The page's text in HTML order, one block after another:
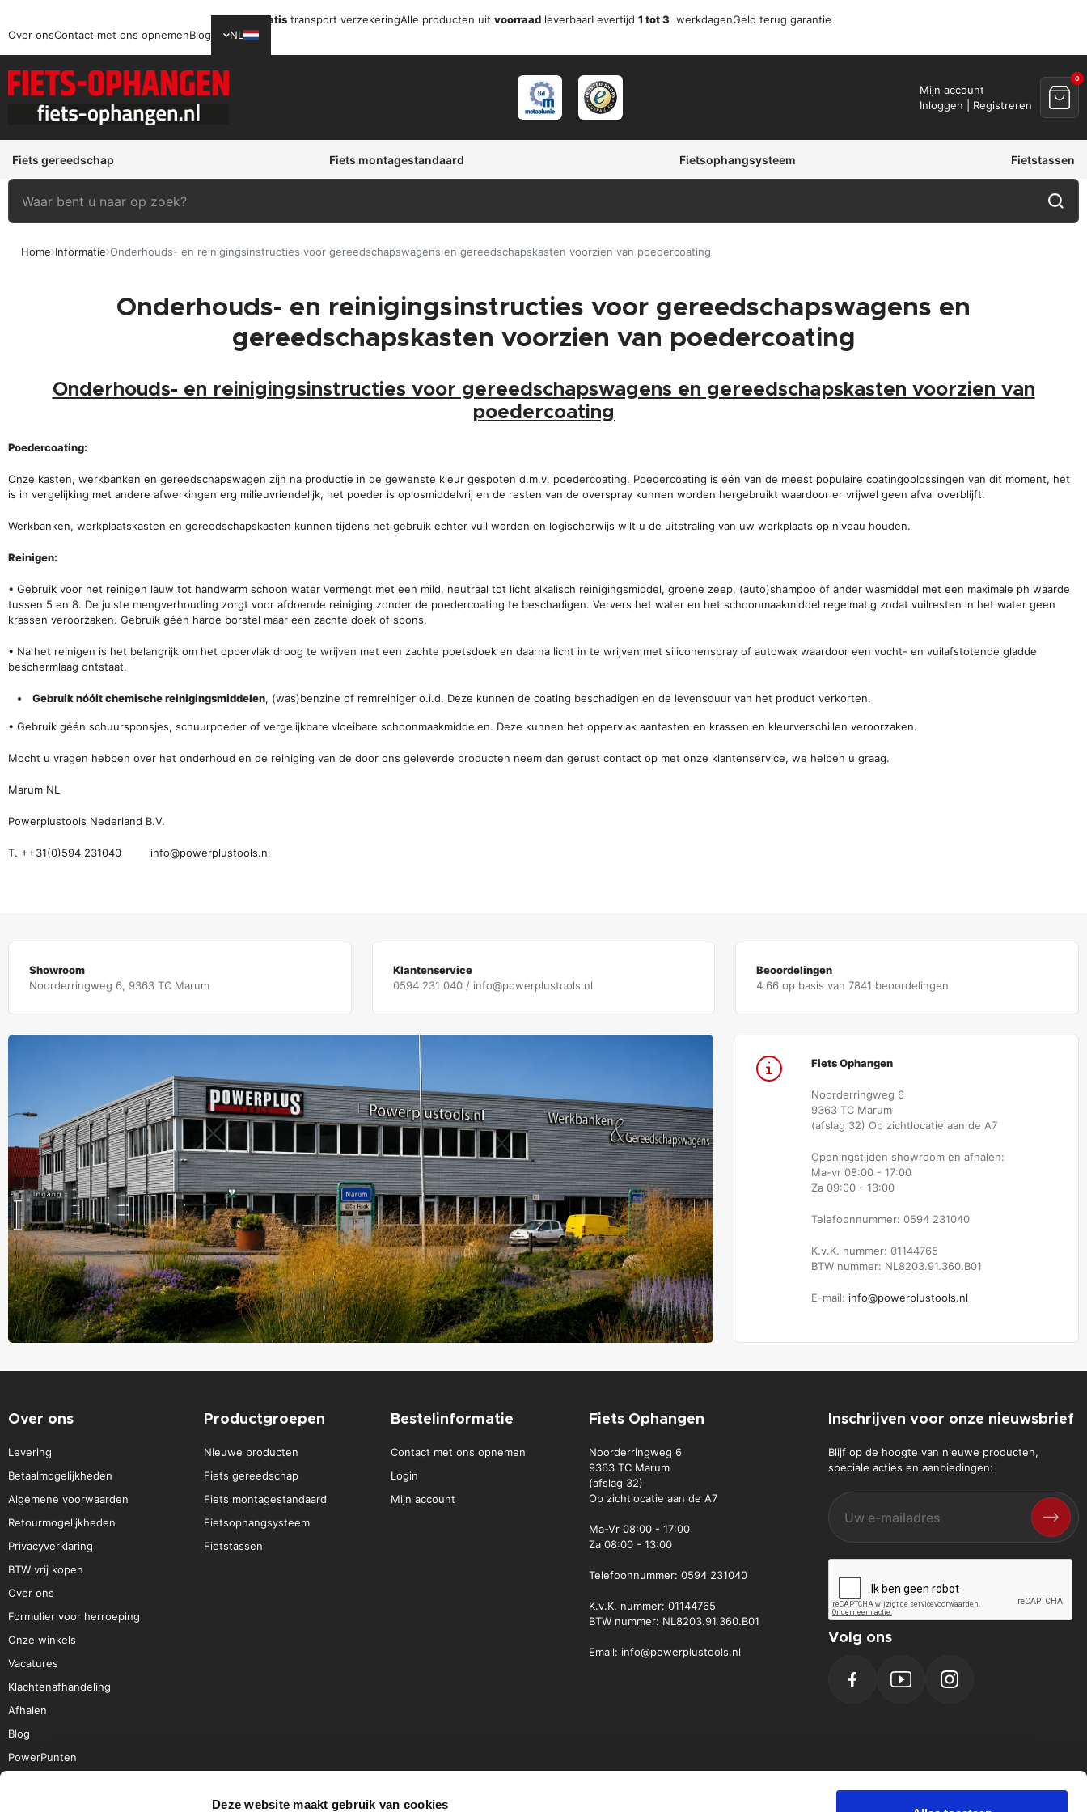
Deze website maakt gebruik van cookies
Gratis transport verzekeringAlle producten uit voorraad leverbaarLevertijd 1 tot 3 werkdagenGeld terug garantie
Over onsContact met ons opnemenBlog NL
Mijn account
Inloggen | Registreren
0
Fiets gereedschap Fiets montagestandaard Fietsophangsysteem Fietstassen
Home Informatie Onderhouds- en reinigingsinstructies voor gereedschapswagens en gereedschapskasten voorzien van poedercoating
Onderhouds- en reinigingsinstructies voor gereedschapswagens en
gereedschapskasten voorzien van poedercoating
Onderhouds- en reinigingsinstructies voor gereedschapswagens en gereedschapskasten voorzien van
poedercoating
Poedercoating:
Onze kasten, werkbanken en gereedschapswagen zijn na productie in de gewenste kleur gespoten d.m.v. poedercoating. Poedercoating is één van de meest populaire coatingoplossingen van dit moment, het
is in vergelijking met andere afwerkingen erg milieuvriendelijk, het poeder is oplosmiddelvrij en de resten van de overspray kunnen worden hergebruikt waardoor er vrijwel geen afval overblijft.
Werkbanken, werkplaatskasten en gereedschapskasten kunnen tijdens het gebruik echter vuil worden en logischerwijs wilt u de uitstraling van uw werkplaats op niveau houden.
Reinigen:
• Gebruik voor het reinigen lauw tot handwarm schoon water vermengt met een mild, neutraal tot licht alkalisch reinigingsmiddel, groene zeep, (auto)shampoo of ander wasmiddel met een maximale ph waarde
tussen 5 en 8. De juiste mengverhouding zorgt voor afdoende reiniging zonder de poedercoating te beschadigen. Ververs het water en het schoonmaakmiddel regelmatig zodat vuilresten in het water geen
krassen veroorzaken. Gebruik géén harde borstel maar een zachte doek of spons.
• Na het reinigen is het belangrijk om het oppervlak droog te wrijven met een zachte poetsdoek en daarna licht in te wrijven met siliconenspray of autowax waardoor een vocht- en vuilafstotende gladde
beschermlaag ontstaat.
Gebruik nóóit chemische reinigingsmiddelen, (was)benzine of remreiniger o.i.d. Deze kunnen de coating beschadigen en de levensduur van het product verkorten.
• Gebruik géén schuursponsjes, schuurpoeder of vergelijkbare vloeibare schoonmaakmiddelen. Deze kunnen het oppervlak aantasten en krassen en kleurverschillen veroorzaken.
Mocht u vragen hebben over het onderhoud en de reiniging van de door ons geleverde producten neem dan gerust contact op met onze klantenservice, we helpen u graag.
Marum NL
Powerplustools Nederland B.V.
T. ++31(0)594 231040 info@powerplustools.nl
Showroom
Noorderringweg 6, 9363 TC Marum
Klantenservice
0594 231 040 / info@powerplustools.nl
Beoordelingen
4.66 op basis van 7841 beoordelingen
Fiets Ophangen
Noorderringweg 6
9363 TC Marum
(afslag 32) Op zichtlocatie aan de A7
Openingstijden showroom en afhalen:
Ma-vr 08:00 - 17:00
Za 09:00 - 13:00
Telefoonnummer: 0594 231040
K.v.K. nummer: 01144765
BTW nummer: NL8203.91.360.B01
E-mail: info@powerplustools.nl
Over ons
Levering
Betaalmogelijkheden
Algemene voorwaarden
Retourmogelijkheden
Privacyverklaring
BTW vrij kopen
Over ons
Formulier voor herroeping
Onze winkels
Vacatures
Klachtenafhandeling
Afhalen
Blog
PowerPunten
Productgroepen
Nieuwe producten
Fiets gereedschap
Fiets montagestandaard
Fietsophangsysteem
Fietstassen
Bestelinformatie
Contact met ons opnemen
Login
Mijn account
Fiets Ophangen
Noorderringweg 6
9363 TC Marum
(afslag 32)
Op zichtlocatie aan de A7
Ma-Vr 08:00 - 17:00
Za 08:00 - 13:00
Telefoonnummer:0594 231040
K.v.K. nummer: 01144765
BTW nummer: NL8203.91.360.B01
Email: info@powerplustools.nl
Inschrijven voor onze nieuwsbrief
Blijf op de hoogte van nieuwe producten,
speciale acties en aanbiedingen:
Volg ons